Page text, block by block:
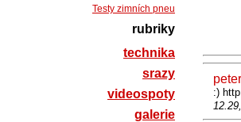
:)
Testy zimních pneu
rubriky
technika
srazy
videospoty
galerie